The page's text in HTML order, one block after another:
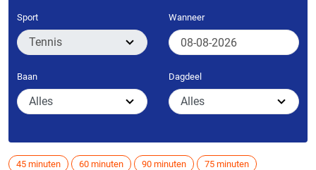
Sport Wanneer
Baan Dagdeel
45 minuten 60 minuten 90 minuten
75 minuten